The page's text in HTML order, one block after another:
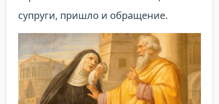
супруги, пришло и обращение.